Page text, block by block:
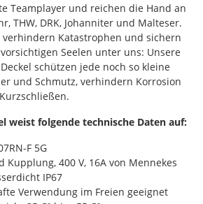
Teamplayer und reichen die Hand an
THW, DRK, Johanniter und Malteser.
verhindern Katastrophen und sichern
Seelen unter uns: Unsere
schützen jede noch so kleine
und Schmutz, verhindern Korrosion
weist folgende technische Daten auf:
F 5G
Kupplung, 400 V, 16A von Mennekes
IP67
Verwendung im Freien geeignet